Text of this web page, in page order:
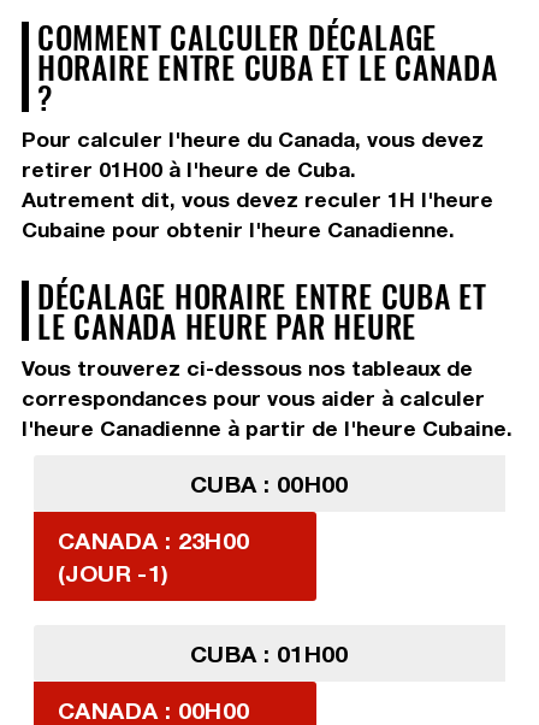
COMMENT CALCULER DÉCALAGE
HORAIRE ENTRE CUBA ET LE CANADA
?
Pour calculer l'heure du Canada, vous devez
retirer 01H00à l'heure de Cuba.
Autrement dit, vous devez reculer 1H l'heure
Cubaine pour obtenir l'heure Canadienne.
DÉCALAGE HORAIRE ENTRE CUBA ET
LE CANADA HEURE PAR HEURE
Vous trouverez ci-dessous nos tableaux de
correspondances pour vous aider à calculer
l'heure Canadienne à partir de l'heure Cubaine.
CUBA : 00H00
CANADA : 23H00
(JOUR -1)
CUBA : 01H00
CANADA : 00H00